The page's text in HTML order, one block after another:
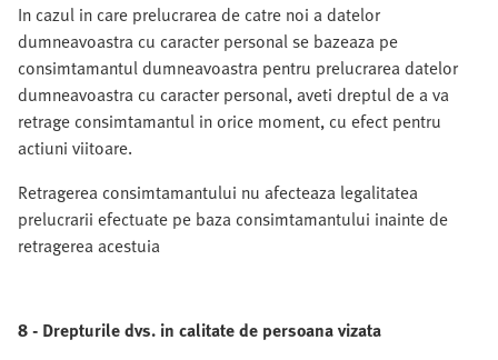
In cazul in care prelucrarea de catre noi a datelor
dumneavoastra cu caracter personal se bazeaza pe
consimtamantul dumneavoastra pentru prelucrarea datelor
dumneavoastra cu caracter personal, aveti dreptul de a va
retrage consimtamantul in orice moment, cu efect pentru
actiuni viitoare.
Retragerea consimtamantului nu afecteaza legalitatea
prelucrarii efectuate pe baza consimtamantului inainte de
retragerea acestuia
8 - Drepturile dvs. in calitate de persoana vizata